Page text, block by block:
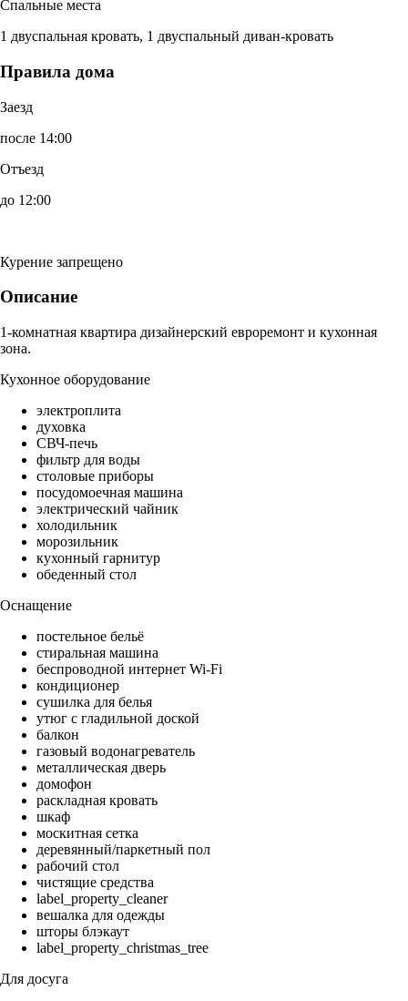
Спальные места
1 двуспальная кровать, 1 двуспальный диван-кровать
Правила дома
Заезд
после 14:00
Отъезд
до 12:00
Курение запрещено
Описание
1-комнатная квартира дизайнерский евроремонт и кухонная
зона.
Кухонное оборудование
электроплита
духовка
СВЧ-печь
фильтр для воды
столовые приборы
посудомоечная машина
электрический чайник
холодильник
морозильник
кухонный гарнитур
обеденный стол
Оснащение
постельное бельё
стиральная машина
беспроводной интернет Wi-Fi
кондиционер
сушилка для белья
утюг с гладильной доской
балкон
газовый водонагреватель
металлическая дверь
домофон
раскладная кровать
шкаф
москитная сетка
деревянный/паркетный пол
рабочий стол
чистящие средства
label_property_cleaner
вешалка для одежды
шторы блэкаут
label_property_christmas_tree
Для досуга